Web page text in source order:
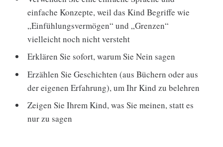
einfache Konzepte, weil das Kind Begriffe wie
„Einfühlungsvermögen“ und „Grenzen“
vielleicht noch nicht versteht
Erklären Sie sofort, warum Sie Nein sagen
Erzählen Sie Geschichten (aus Büchern oder aus
der eigenen Erfahrung), um Ihr Kind zu belehren
Zeigen Sie Ihrem Kind, was Sie meinen, statt es
nur zu sagen